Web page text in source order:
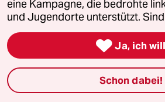
verhandelbar. Das
Majorität ergibt nicht
schlichten
Legitimität kann ein
Verfahren
Vorstellung einer Frau
Ehe etwas zwischen
eine Kampagne, die bedrohte
und Jugendorte unterstützt.
 Ja, ich will
Schon dabei!